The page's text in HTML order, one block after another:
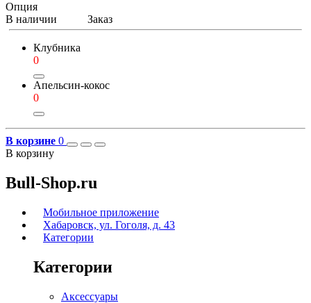
Опция
В наличии
Заказ
Клубника
0
Апельсин-кокос
0
В корзине 0
В корзину
Bull-Shop.ru
Мобильное приложение
Хабаровск, ул. Гоголя, д. 43
Категории
Категории
Аксессуары